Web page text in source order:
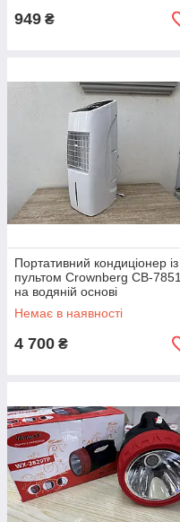
949 ₴
Портативний кондиціонер із
пультом Crownberg CB-7851
на водяній основі
Немає в наявності
4 700 ₴